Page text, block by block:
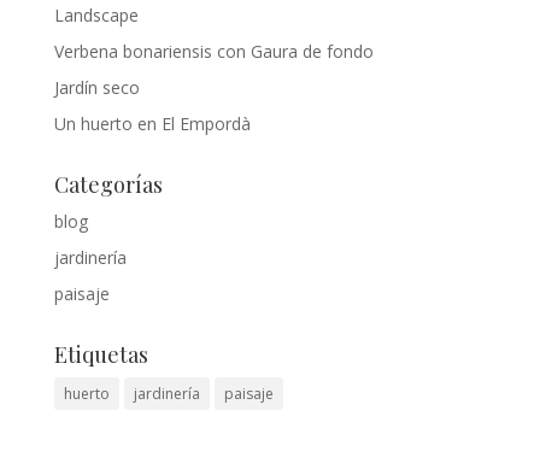
Landscape
Verbena bonariensis con Gaura de fondo
Jardín seco
Un huerto en El Empordà
Categorías
blog
jardinería
paisaje
Etiquetas
huerto jardinería paisaje